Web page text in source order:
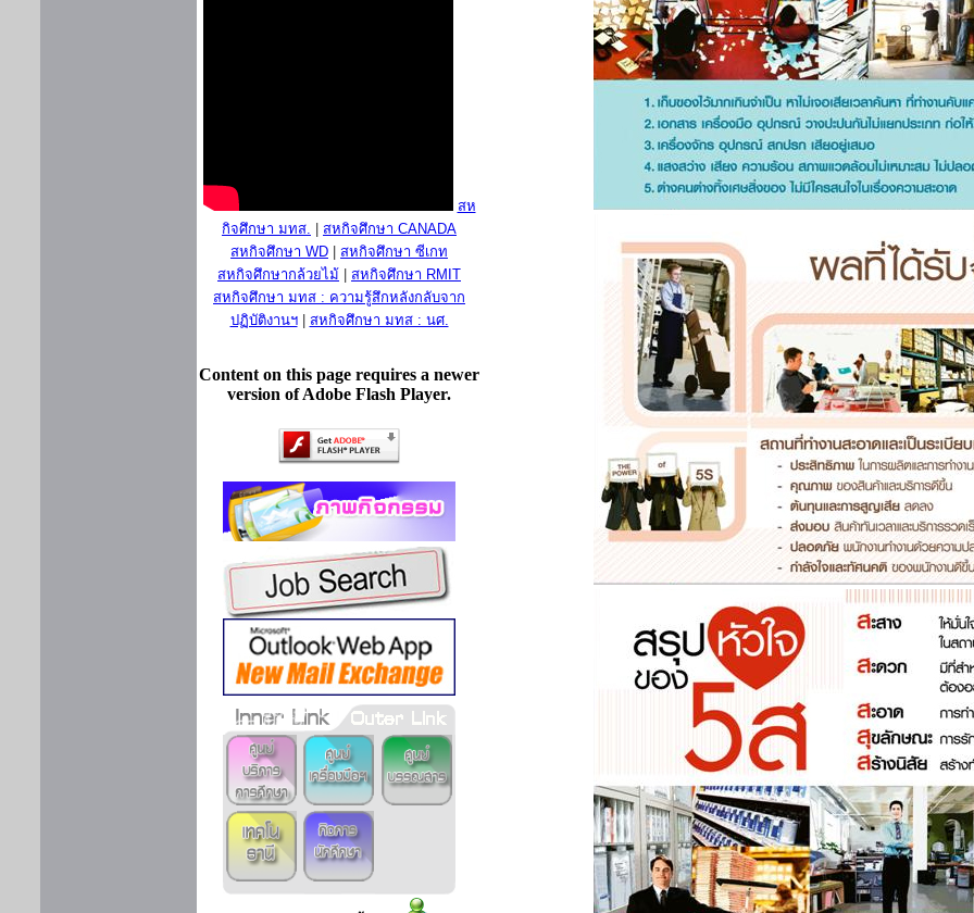
สห
กิจศึกษา มทส.
สหกิจศึกษา CANADA
สหกิจศึกษา WD
สหกิจศึกษา ซีเกท
สหกิจศึกษากล้วยไม้
สหกิจศึกษา RMIT
สหกิจศึกษา มทส : ความรู้สึกหลังกลับจาก
ปฏิบัติงานฯ| สหกิจศึกษา มทส : นศ.
Content on this page requires a newer
version of Adobe Flash Player.